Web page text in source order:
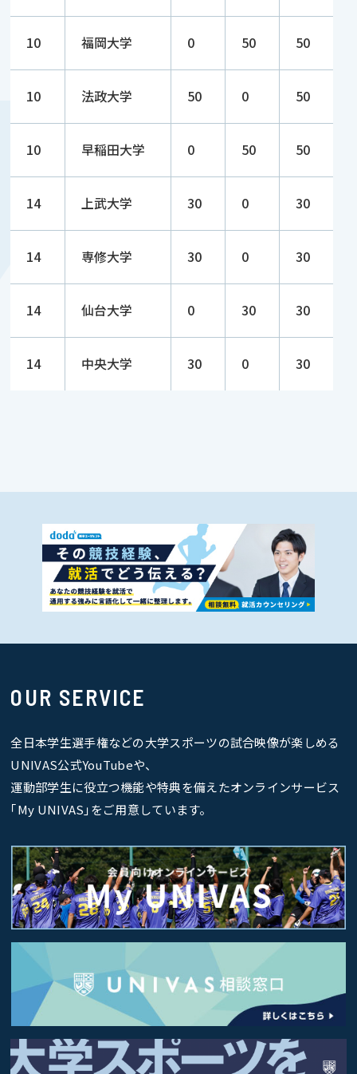
10 福岡大学 0 50 50
10 法政大学 50 0 50
10 早稲田大学 0 50 50
14 上武大学 30 0 30
14 専修大学 30 0 30
14 仙台大学 0 30 30
14 中央大学 30 0 30
OUR SERVICE
全日本学生選手権などの大学スポーツの試合映像が楽しめる
UNIVAS公式YouTubeや、
運動部学生に役立つ機能や特典を備えたオンラインサービス
｢My UNIVAS｣をご用意しています。